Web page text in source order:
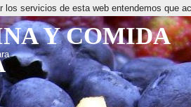
Y COMIDA
los servicios de esta web entendemos que